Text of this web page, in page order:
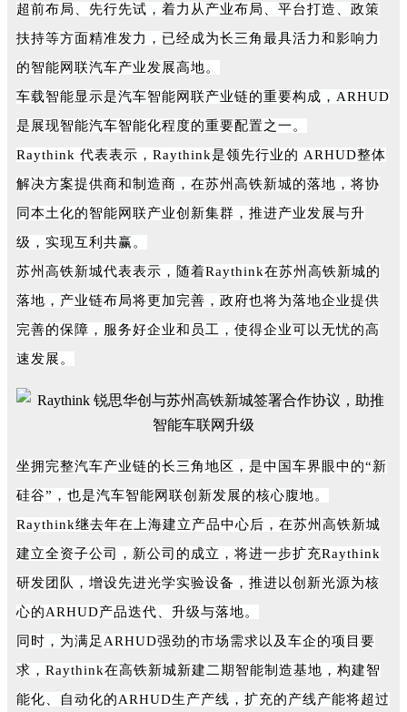
超前布局、先行先试，着力从产业布局、平台打造、政策
扶持等方面精准发力，已经成为长三角最具活力和影响力
的智能网联汽车产业发展高地。
车载智能显示是汽车智能网联产业链的重要构成，ARHUD
是展现智能汽车智能化程度的重要配置之一。
Raythink 代表表示，Raythink是领先行业的 ARHUD整体
解决方案提供商和制造商，在苏州高铁新城的落地，将协
同本土化的智能网联产业创新集群，推进产业发展与升
级，实现互利共赢。
苏州高铁新城代表表示，随着Raythink在苏州高铁新城的
落地，产业链布局将更加完善，政府也将为落地企业提供
完善的保障，服务好企业和员工，使得企业可以无忧的高
速发展。
坐拥完整汽车产业链的长三角地区，是中国车界眼中的“新
硅谷”，也是汽车智能网联创新发展的核心腹地。
Raythink继去年在上海建立产品中心后，在苏州高铁新城
建立全资子公司，新公司的成立，将进一步扩充Raythink
研发团队，增设先进光学实验设备，推进以创新光源为核
心的ARHUD产品迭代、升级与落地。
同时，为满足ARHUD强劲的市场需求以及车企的项目要
求，Raythink在高铁新城新建二期智能制造基地，构建智
能化、自动化的ARHUD生产产线，扩充的产线产能将超过